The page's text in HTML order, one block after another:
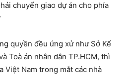
chuyển giao dự án cho phía
quyền đều ứng xử như Sở Kế
Toà án nhân dân TP.HCM, thì
Việt Nam trong mắt các nhà